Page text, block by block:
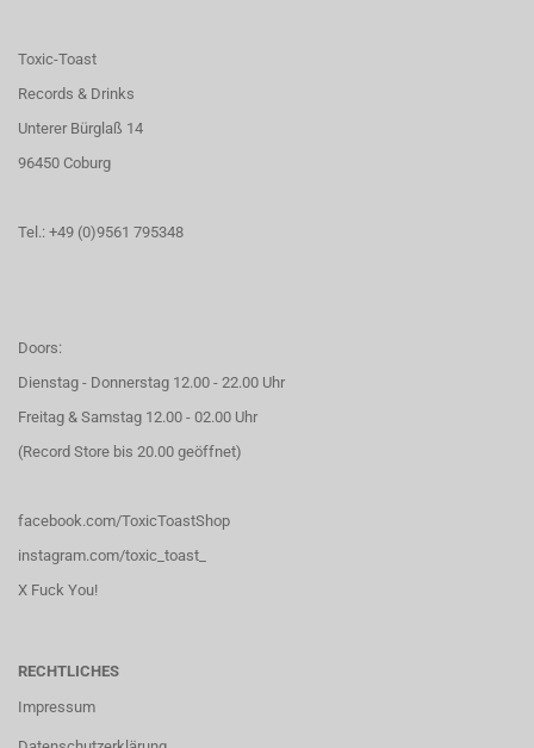
Toxic-Toast
Records & Drinks
Unterer Bürglaß 14
96450 Coburg
Tel.: +49 (0)9561 795348
Doors:
Dienstag - Donnerstag 12.00 - 22.00 Uhr
Freitag & Samstag 12.00 - 02.00 Uhr
(Record Store bis 20.00 geöffnet)
facebook.com/ToxicToastShop
instagram.com/toxic_toast_
X Fuck You!
RECHTLICHES
Impressum